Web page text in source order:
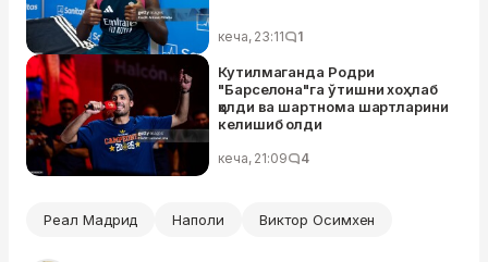
кеча, 23:11 1
Кутилмаганда Родри
"Барселона"га ўтишни хоҳлаб
қолди ва шартнома шартларини
келишиб олди
кеча, 21:09 4
Реал Мадрид Наполи Виктор Осимхен